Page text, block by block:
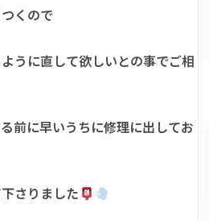
くので
うに直して欲しいとの事でご相
前に早いうちに修理に出してお
さりました